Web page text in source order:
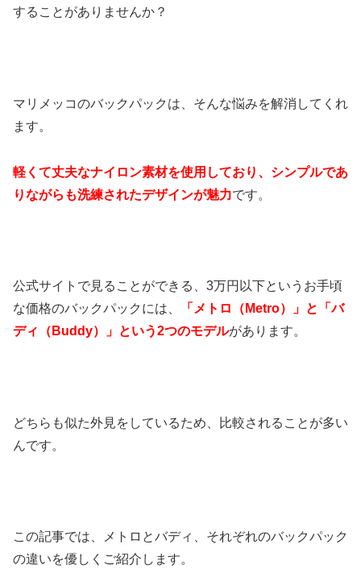
することがありませんか？
マリメッコのバックパックは、そんな悩みを解消してくれ
ます。
軽くて丈夫なナイロン素材を使用しており、シンプルであ
りながらも洗練されたデザインが魅力です。
公式サイトで見ることができる、3万円以下というお手頃
な価格のバックパックには、
「メトロ（Metro）」と「バ
ディ（Buddy）」という2つのモデルがあります。
どちらも似た外見をしているため、比較されることが多い
んです。
この記事では、メトロとバディ、それぞれのバックパック
の違いを優しくご紹介します。